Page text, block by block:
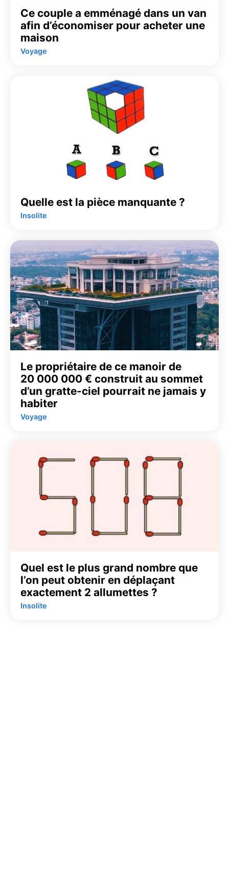
Ce couple a emménagé dans un van
afin d’économiser pour acheter une
maison
Voyage
Quelle est la pièce manquante ?
Insolite
Le propriétaire de ce manoir de
20 000 000 € construit au sommet
d’un gratte-ciel pourrait ne jamais y
habiter
Voyage
Quel est le plus grand nombre que
l’on peut obtenir en déplaçant
exactement 2 allumettes ?
Insolite